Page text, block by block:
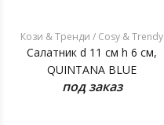
Кози & Тренди / Cosy & Trendy
Салатник d 11 см h 6 см,
QUINTANA BLUE
под заказ